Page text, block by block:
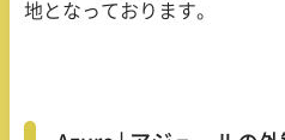
地となっております。